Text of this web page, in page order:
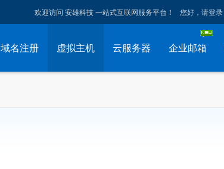
您好，请登录
欢迎访问 安雄科技 一站式互联网服务平台！
域名注册 虚拟主机 云服务器 企业邮箱